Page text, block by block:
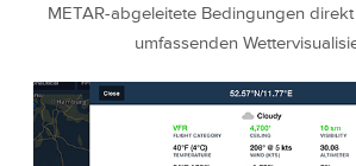
METAR-abgeleitete Bedingungen
umfassenden